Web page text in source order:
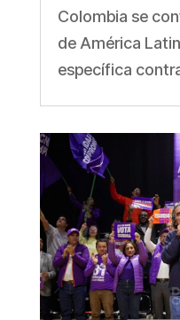
Colombia se
de América
específica